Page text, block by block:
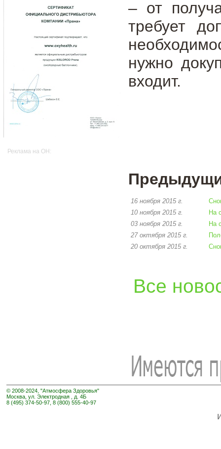
Реклама на OH:
– от
требует
нужно
входит.
16 ноября 2015 г.
10 ноября 2015 г.
На
03 ноября 2015 г.
На
27 октября 2015 г.
20 октября 2015 г.
Все
© 2008-2024, "Атмосфера Здоровья"
Москва, ул. Электродная , д. 4Б
8 (495) 374-50-97, 8 (800) 555-40-97